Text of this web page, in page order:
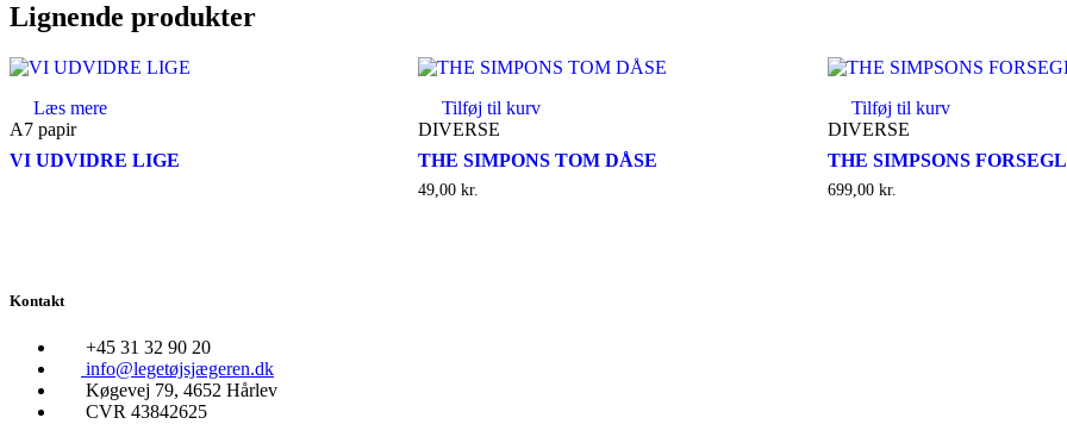
Lignende produkter
Læs mere
A7 papir
VI UDVIDRE LIGE
Tilføj til kurv
DIVERSE
THE SIMPONS TOM DÅSE
49,00kr.
Tilføj til kurv
DIVERSE
THE SIMPSONS
699,00 kr.
Kontakt
+45 31 32 90 20
info@legetøjsjægeren.dk
Køgevej 79, 4652 Hårlev
CVR 43842625